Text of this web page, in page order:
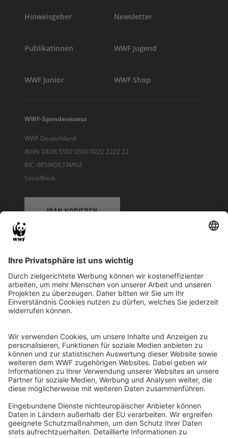
Hinweisgeber Newsletter
Publikationen WWF Jugend
WWF Junior WWF Shop
WWF-Spendenkonto
WWF Deutschland
IBAN: DE06 5502 0500 0222 2222 22
BIC: BFSWDE33MNZ
SozialBank
IBAN KOPIEREN
WWF Deutschland
Reinhardtstr. 18
10117 Berlin
Ihre Spende kann steuerlich geltend gemacht werden
Registriert als Stiftung WWF Deutschland, Senatsverwaltung für
Justiz Berlin, Az: 3416/976/2
Umsatzsteuer-Identifikationsnummer: DE 114236103
Freistellungsbescheid: Als gemeinnützige Körperschaft befreit
von der Körperschaftssteuer gem. §5 I 9 KStg. unter der
Steuernummer 27/641/09321